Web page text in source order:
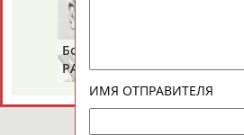
Стадион, 1998-2026
Разработка и поддержка ООО НАИТ
Подпишись
Борис
РАЗИНСКИЙ
ИМЯ ОТПРАВИТЕЛЯ